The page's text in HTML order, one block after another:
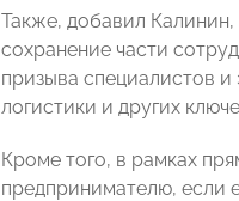
Также, добавил
сохранение части
призыва специалистов
логистики и других
Кроме того, в рамках
предпринимателю, если